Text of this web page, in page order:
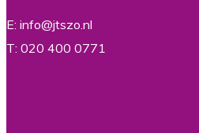
E: info@jtszo.nl
T: 020 400 0771